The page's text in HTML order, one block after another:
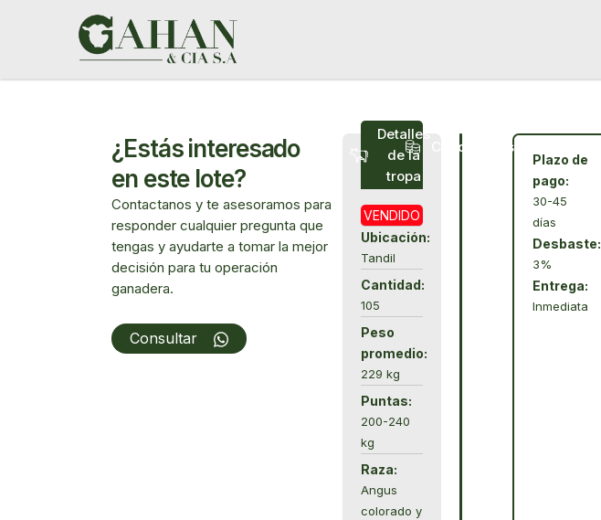
¿Estás interesado
en este lote?
Contactanos y te asesoramos para
responder cualquier pregunta que
tengas y ayudarte a tomar la mejor
decisión para tu operación
ganadera.
Consultar
Detalles
de la
tropa
VENDIDO
Ubicación:
Tandil
Cantidad:
105
Peso
promedio:
229 kg
Puntas:
200-240
kg
Raza:
Angus
colorado y
Condiciones
Plazo de
pago:
30-45
días
Desbaste:
3%
Entrega:
Inmediata